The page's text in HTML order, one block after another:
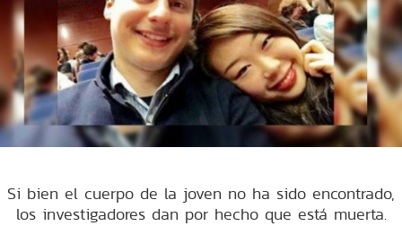
Si bien el cuerpo de la joven no ha sido encontrado,
los investigadores dan por hecho que está muerta.